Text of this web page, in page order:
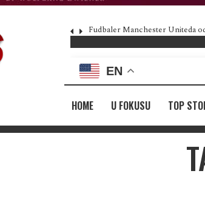
Fudbaler Manchester Uniteda
EN
HOME U FOKUSU TOP